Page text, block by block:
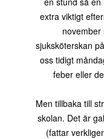
extra viktigt
november
sjuksköterskan
oss tidigt
feber eller
Men tillbaka till
skolan. Det är
(fattar